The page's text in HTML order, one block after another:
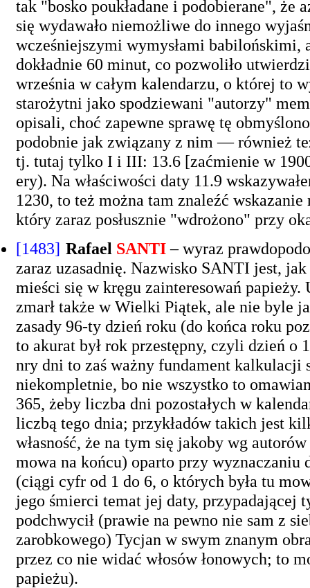
tak "bosko poukładane i podobierane",
się wydawało niemożliwe do innego
wcześniejszymi wymysłami
dokładnie 60 minut, co pozwoliło
września w całym kalendarzu, o której to
starożytni jako spodziewani "autorzy"
opisali, choć zapewne sprawę tę
podobnie jak związany z nim — również
tj. tutaj tylko I i III: 13.6 [zaćmienie w
ery). Na właściwości daty 11.9
1230, to też można tam znaleźć
który zaraz posłusznie "wdrożono" przy
[1483] Rafael SANTI– wyraz
zaraz uzasadnię. Nazwisko SANTI jest,
mieści się w kręgu zainteresowań
zmarł także w Wielki Piątek, ale nie byle
zasady 96-ty dzień roku (do końca roku
to akurat był rok przestępny, czyli dzień o
nry dni to zaś ważny fundament
niekompletnie, bo nie wszystko to
365, żeby liczba dni pozostałych w
liczbą tego dnia; przykładów takich jest
własność, że na tym się jakoby wg
mowa na końcu) oparto przy
(ciągi cyfr od 1 do 6, o których była tu
jego śmierci temat jej daty, przypadającej
podchwycił (prawie na pewno nie sam z
zarobkowego) Tycjan w swym znanym
przez co nie widać włosów łonowych; to
papieżu).